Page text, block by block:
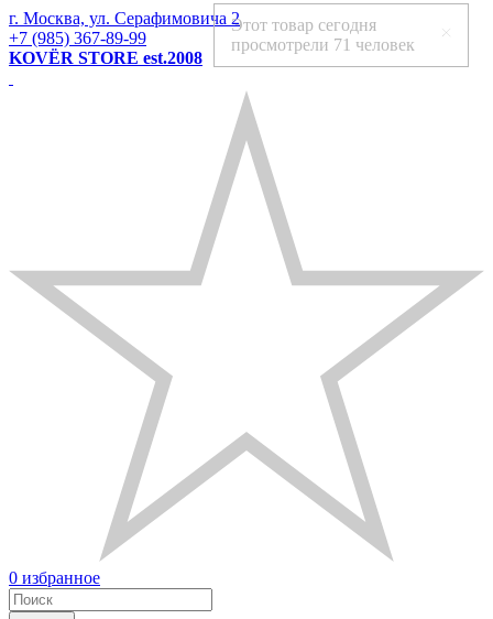
г. Москва, ул. Серафимовича 2
+7 (985) 367-89-99
KOVЁR STORE est.2008
0 избранное
Этот товар сегодня
просмотрели 71 человек